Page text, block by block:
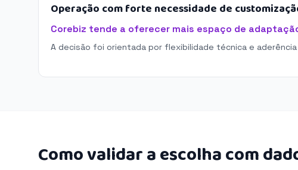
Operação com forte necessidade de
Corebiz tende a oferecer mais espaço de
A decisão foi orientada por flexibilidade técnica e
Como validar a escolha com